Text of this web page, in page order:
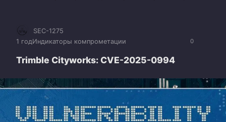
0
SEC-1275
1 годИндикаторы компрометации
Trimble Cityworks: CVE-2025-0994